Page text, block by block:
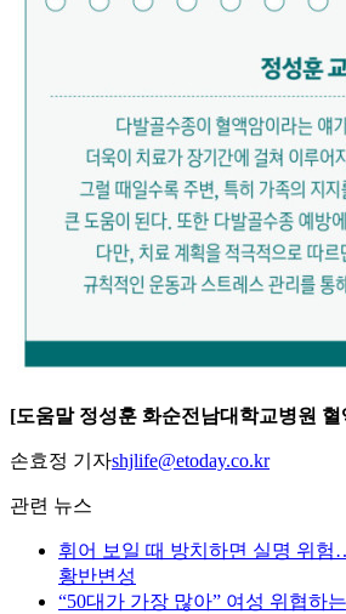
[도움말 정성훈 화순전남대학교병원
손효정 기자shjlife@etoday.co.kr
관련 뉴스
휘어 보일 때 방치하면 실명 위
황반변성
“50대가 가장 많아” 여성 위협하